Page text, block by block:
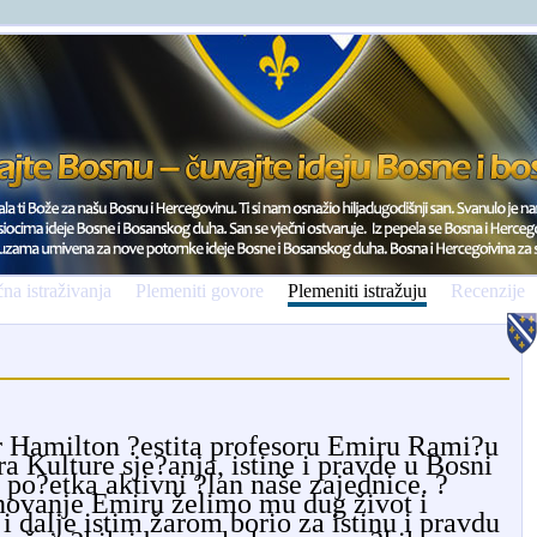
istraživanja Plemeniti govore Plemeniti istražuju Recenzije
?estita profesoru Emiru Rami?u
Kulture sje?anja, istine i pravde u Bosni
aktivni ?lan naše zajednice. ?
Emiru želimo mu dug život i
dalje istim žarom borio za istinu i pravdu